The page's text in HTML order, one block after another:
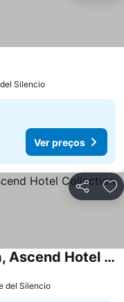
Silencio
Ver preços
Partilhar
Hotel Ciudad de Ponferrada, Ascend Hotel Collection
del Silencio